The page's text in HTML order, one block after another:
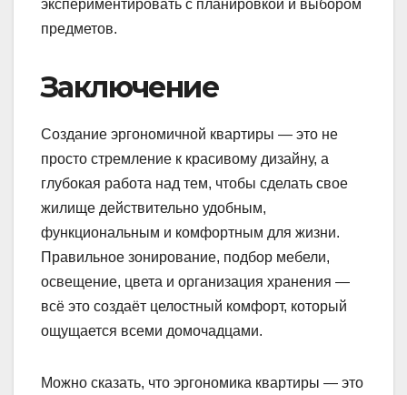
экспериментировать с планировкой и выбором
предметов.
Заключение
Создание эргономичной квартиры — это не
просто стремление к красивому дизайну, а
глубокая работа над тем, чтобы сделать свое
жилище действительно удобным,
функциональным и комфортным для жизни.
Правильное зонирование, подбор мебели,
освещение, цвета и организация хранения —
всё это создаёт целостный комфорт, который
ощущается всеми домочадцами.
Можно сказать, что эргономика квартиры — это